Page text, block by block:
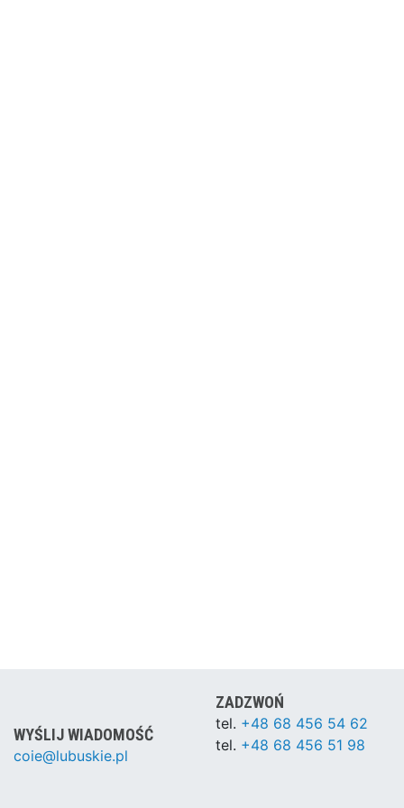
WYŚLIJ WIADOMOŚĆ
coie@lubuskie.pl
ZADZWOŃ
tel. +48 68 456 54 62
tel. +48 68 456 51 98